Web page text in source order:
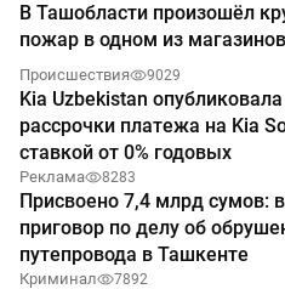
В Ташобласти произошёл
пожар в одном из
Происшествия 9029
Kia Uzbekistan
рассрочки платежа на Kia
ставкой от 0% годовых
Реклама 8283
Присвоено 7,4 млрд сумов:
приговор по делу об
путепровода в Ташкенте
Криминал 7892